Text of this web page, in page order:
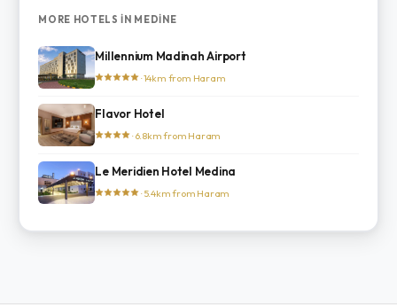
MORE HOTELS IN MEDINE
Millennium Madinah Airport
· 14km from Haram
Flavor Hotel
· 6.8km from Haram
Le Meridien Hotel Medina
· 5.4km from Haram